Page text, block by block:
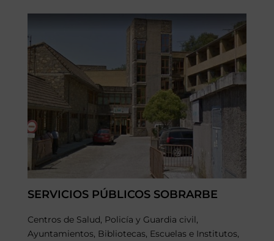
SERVICIOS PÚBLICOS SOBRARBE
Centros de Salud, Policía y Guardia civil,
Ayuntamientos, Bibliotecas, Escuelas e Institutos,